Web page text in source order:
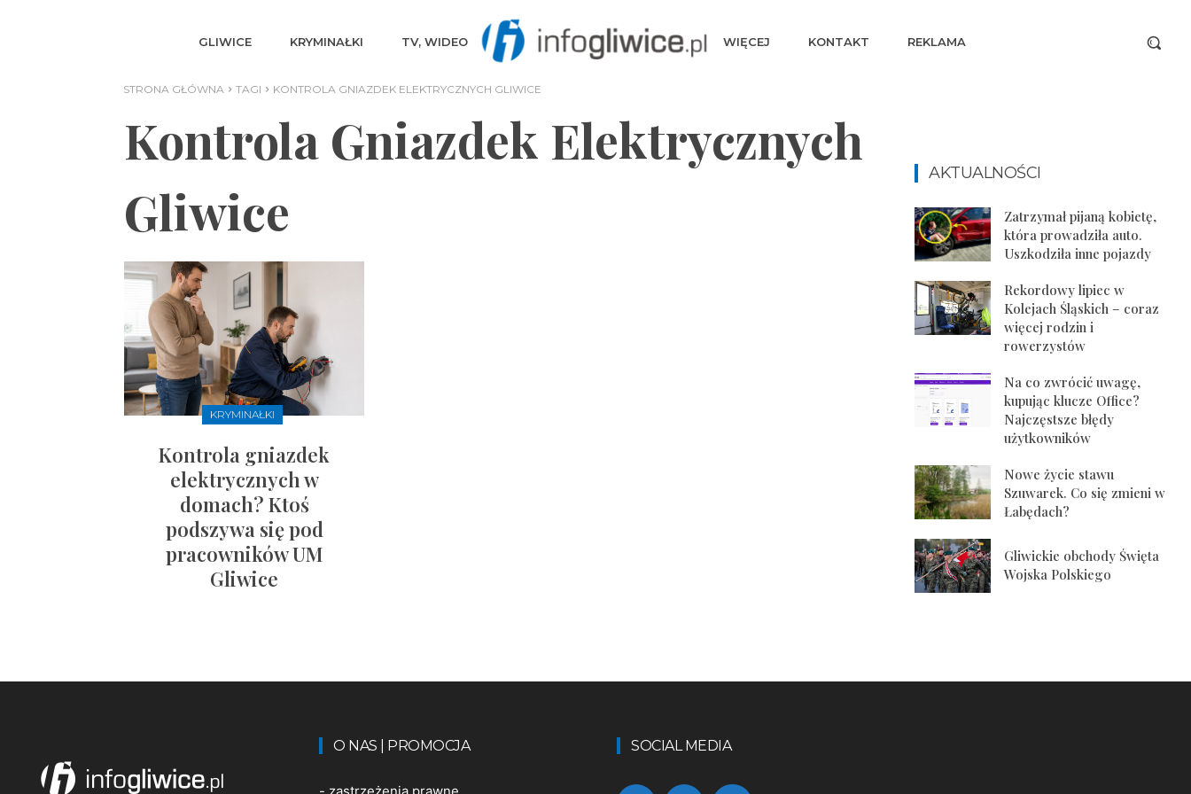
GLIWICE KRYMINAŁKI TV, WIDEO WIĘCEJ KONTAKT REKLAMA
STRONA GŁÓWNA TAGI KONTROLA GNIAZDEK ELEKTRYCZNYCH GLIWICE
Kontrola Gniazdek Elektrycznych
Gliwice
KRYMINAŁKI
Kontrola gniazdek
elektrycznych w
domach? Ktoś
podszywa się pod
pracowników UM
Gliwice
AKTUALNOŚCI
Zatrzymał pijaną kobietę,
która prowadziła auto.
Uszkodziła inne pojazdy
Rekordowy lipiec w
Kolejach Śląskich – coraz
więcej rodzin i
rowerzystów
Na co zwrócić uwagę,
kupując klucze Office?
Najczęstsze błędy
użytkowników
Nowe życie stawu
Szuwarek. Co się zmieni w
Łabędach?
Gliwickie obchody Święta
Wojska Polskiego
O NAS | PROMOCJA
- zastrzeżenia prawne
SOCIAL MEDIA